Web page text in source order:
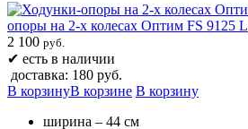
опоры на 2-х колесах Оптим FS 9125 L
2 100 руб.
✔ есть в наличии
доставка: 180 руб.
В корзинуВ корзине В корзину
ширина – 44 см